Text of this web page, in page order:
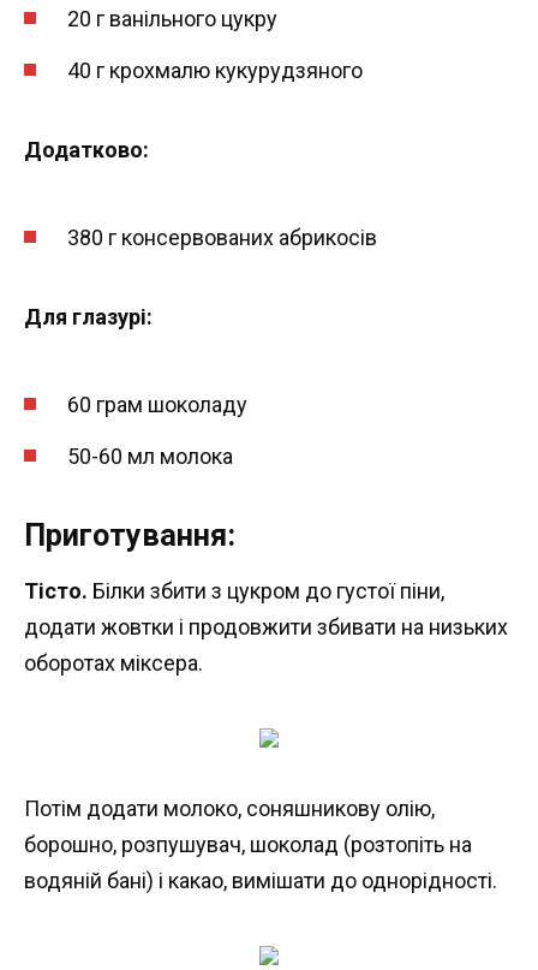
20 г ванільного цукру
40 г крохмалю кукурудзяного
Додатково:
380 г консервованих абрикосів
Для глазурі:
60 грам шоколаду
50-60 мл молока
Приготування:
Тісто. Білки збити з цукром до густої піни,
додати жовтки і продовжити збивати на низьких
оборотах міксера.
Потім додати молоко, соняшникову олію,
борошно, розпушувач, шоколад (розтопіть на
водяній бані) і какао, вимішати до однорідності.